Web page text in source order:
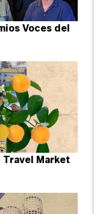
Voces del
Travel Market